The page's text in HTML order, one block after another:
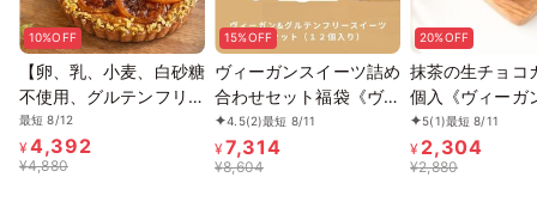
10%OFF
【卵、乳、小麦、白砂糖
不使用、グルテンフリー
スイーツ】タルトオラン
ジュ 5号 15cm 《ヴィ
ーガンスイーツ・ヴィー
最短 8/12
¥4,392
¥4,880
15%OFF
ヴィーガンスイーツ詰め
合わせセット福袋《ヴィ
ーガンスイーツ》
4.5(2)最短 8/11
¥7,314
¥8,604
20%OFF
抹茶の生チョコ
個入《ヴィーガ
ツ》
5(1)最短 8/11
¥ 2,304
¥2,880